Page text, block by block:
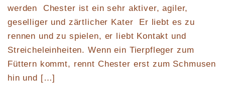
werden Chester ist ein sehr aktiver, agiler,
geselliger und zärtlicher Kater Er liebt es zu
rennen und zu spielen, er liebt Kontakt und
Streicheleinheiten. Wenn ein Tierpfleger zum
Füttern kommt, rennt Chester erst zum Schmusen
hin und […]